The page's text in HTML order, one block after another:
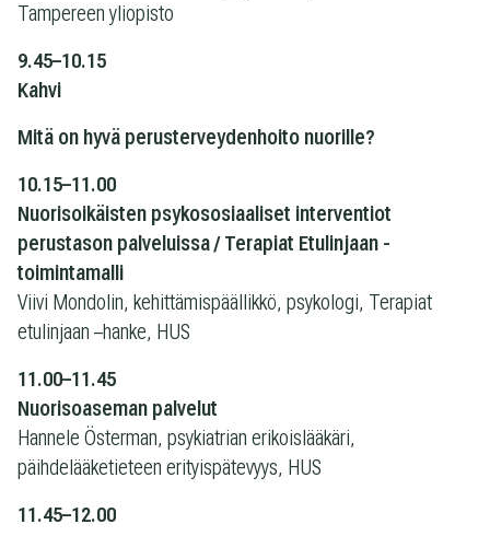
Tampereen yliopisto
9.45–10.15
Kahvi
Mitä on hyvä perusterveydenhoito nuorille?
10.15–11.00
Nuorisoikäisten psykososiaaliset interventiot
perustason palveluissa / Terapiat Etulinjaan -
toimintamalli
Viivi Mondolin, kehittämispäällikkö, psykologi, Terapiat
etulinjaan –hanke, HUS
11.00–11.45
Nuorisoaseman palvelut
Hannele Österman, psykiatrian erikoislääkäri,
päihdelääketieteen erityispätevyys, HUS
11.45–12.00